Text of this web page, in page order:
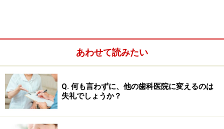
＜目次＞
CAD/CAM冠を利用するための条件
CAD/CAM冠の特徴……金属アレルギーの有無、保険
適用後の価格など
あわせて読みたい
Q. 何も言わずに、他の歯科医院に変えるのは
失礼でしょうか？